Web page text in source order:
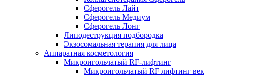
Сферогель Лайт
Сферогель Медиум
Сферогель Лонг
Липодеструкция подбородка
Экзосомальная терапия для лица
Аппаратная косметология
Микроигольчатый RF-лифтинг
Микроигольчатый RF лифтинг век